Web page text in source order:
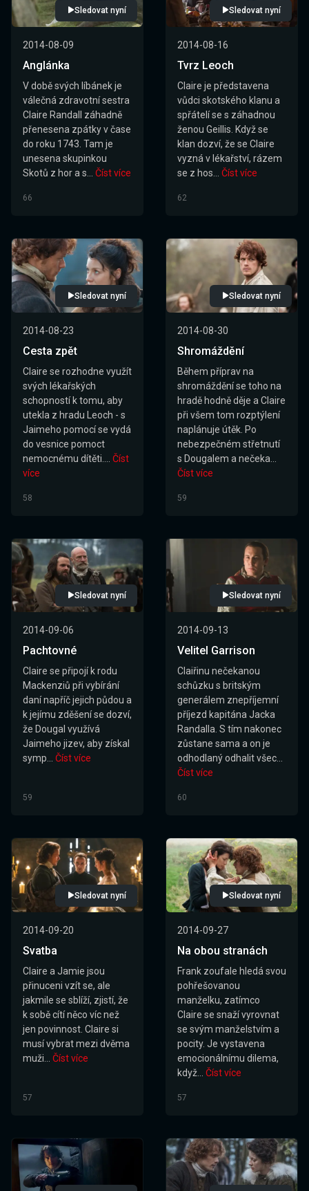
Sledovat nyní
2014-08-09
Anglánka
V době svých líbánek je
válečná zdravotní sestra
Claire Randall záhadně
přenesena zpátky v čase
do roku 1743. Tam je
unesena skupinkou
Skotů z hor a s...
Číst více
66
Sledovat nyní
2014-08-16
Tvrz Leoch
Claire je představena
vůdci skotského klanu a
spřátelí se s záhadnou
ženou Geillis. Když se
klan dozví, že se Claire
vyzná v lékařství, rázem
se z hos...
Číst více
62
Sledovat nyní
2014-08-23
Cesta zpět
Claire se rozhodne využít
svých lékařských
schopností k tomu, aby
utekla z hradu Leoch - s
Jaimeho pomocí se vydá
do vesnice pomoct
nemocnému dítěti....
Číst
více
58
Sledovat nyní
2014-08-30
Shromáždění
Během příprav na
shromáždění se toho na
hradě hodně děje a Claire
při všem tom rozptýlení
naplánuje útěk. Po
nebezpečném střetnutí
s Dougalem a nečeka...
Číst více
59
Sledovat nyní
2014-09-06
Pachtovné
Claire se připojí k rodu
Mackenziů při vybírání
daní napříč jejich půdou a
k jejímu zděšení se dozví,
že Dougal využívá
Jaimeho jizev, aby získal
symp... Číst více
59
Sledovat nyní
2014-09-13
Velitel Garrison
Claiřinu nečekanou
schůzku s britským
generálem znepříjemní
příjezd kapitána Jacka
Randalla. S tím nakonec
zůstane sama a on je
odhodlaný odhalit všec...
Číst více
60
Sledovat nyní
2014-09-20
Svatba
Claire a Jamie jsou
přinuceni vzít se, ale
jakmile se sblíží, zjistí, že
k sobě cítí něco víc než
jen povinnost. Claire si
musí vybrat mezi dvěma
muži... Číst více
57
Sledovat nyní
2014-09-27
Na obou stranách
Frank zoufale hledá svou
pohřešovanou
manželku, zatímco
Claire se snaží vyrovnat
se svým manželstvím a
pocity. Je vystavena
emocionálnímu dilema,
když... Číst více
57